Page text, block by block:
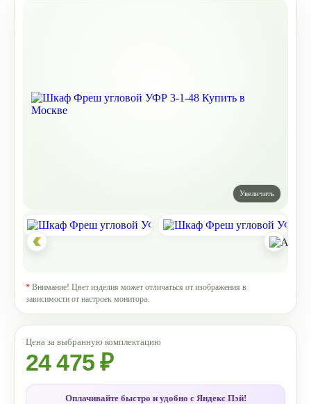
* Внимание! Цвет изделия может отличаться от изображения в
зависимости от настроек монитора.
24 475 ₽
Оплачивайте быстро и удобно с Яндекс Пэй!